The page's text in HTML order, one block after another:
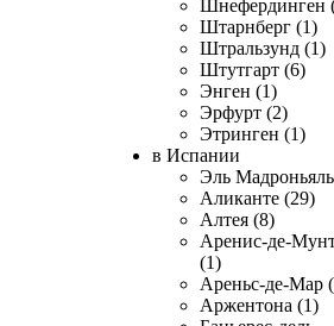
Шнефердинген
Штарнберг (1)
Штральзунд (1)
Штутгарт (6)
Энген (1)
Эрфурт (2)
Этринген (1)
в Испании
Эль
Аликанте (29)
Алтея (8)
Аренис-де-
(1)
Ареньс-де-Мар
Аржентона (1)